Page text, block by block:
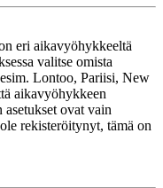
eri aikavyöhykkeeltä
valitse omista
Lontoo, Pariisi, New
aikavyöhykkeen
ovat vain
rekisteröitynyt, tämä on